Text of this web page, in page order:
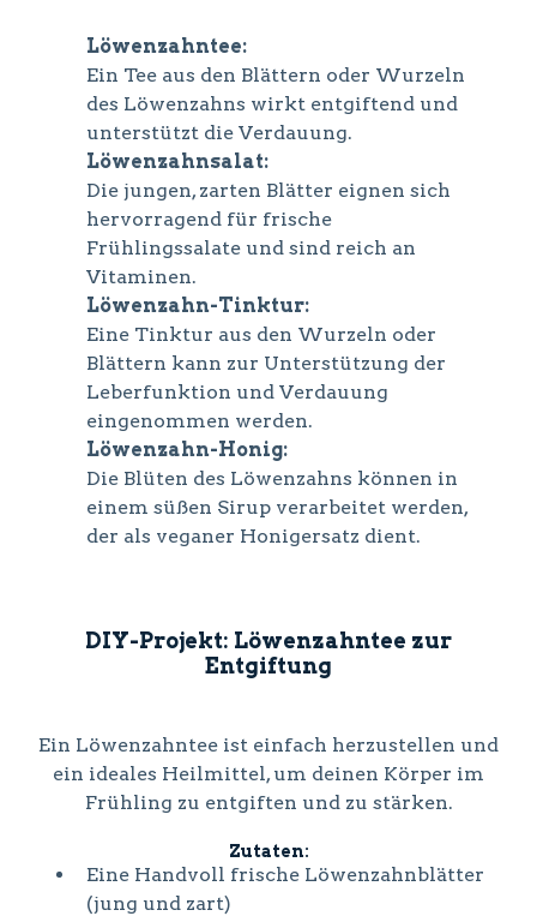
Löwenzahntee:
Ein Tee aus den Blättern oder Wurzeln
des Löwenzahns wirkt entgiftend und
unterstützt die Verdauung.
Löwenzahnsalat:
Die jungen, zarten Blätter eignen sich
hervorragend für frische
Frühlingssalate und sind reich an
Vitaminen.
Löwenzahn-Tinktur:
Eine Tinktur aus den Wurzeln oder
Blättern kann zur Unterstützung der
Leberfunktion und Verdauung
eingenommen werden.
Löwenzahn-Honig:
Die Blüten des Löwenzahns können in
einem süßen Sirup verarbeitet werden,
der als veganer Honigersatz dient.
DIY-Projekt: Löwenzahntee zur
Entgiftung
Ein Löwenzahntee ist einfach herzustellen und
ein ideales Heilmittel, um deinen Körper im
Frühling zu entgiften und zu stärken.
Zutaten:
Eine Handvoll frische Löwenzahnblätter
(jung und zart)